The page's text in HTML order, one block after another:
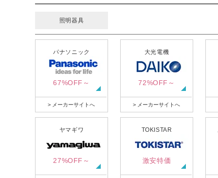
照明器具
パナソニック
67%OFF～
> メーカーサイトへ
大光電機
72%OFF～
> メーカーサイトへ
ヤマギワ
27%OFF～
TOKISTAR
激安特価